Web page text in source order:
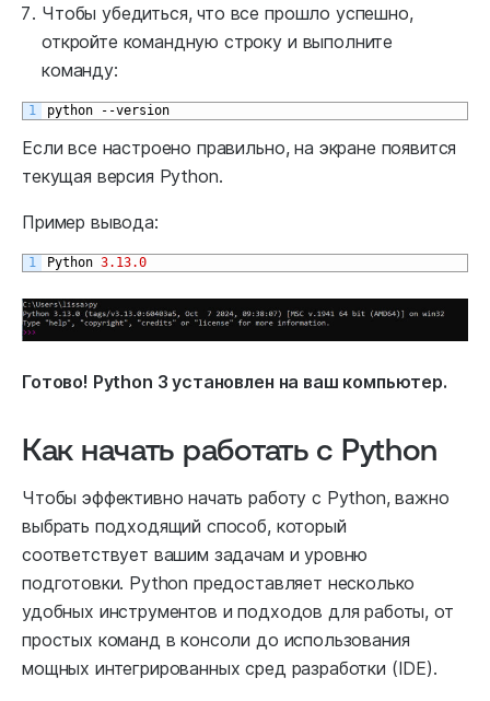
Чтобы убедиться, что все прошло успешно,
откройте командную строку и выполните
команду:
1 python --version
Если все настроено правильно, на экране появится
текущая версия Python.
Пример вывода:
1 Python 3.13.0
Готово! Python 3 установлен на ваш компьютер.
Как начать работать с Python
Чтобы эффективно начать работу с Python, важно
выбрать подходящий способ, который
соответствует вашим задачам и уровню
подготовки. Python предоставляет несколько
удобных инструментов и подходов для работы, от
простых команд в консоли до использования
мощных интегрированных сред разработки (IDE).